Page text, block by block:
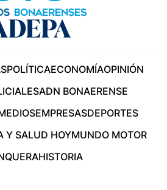
POLÍTICAECONOMÍAOPINIÓN
ADN BONAERENSE
EMPRESASDEPORTES
Y SALUD HOYMUNDO MOTOR
HISTORIA